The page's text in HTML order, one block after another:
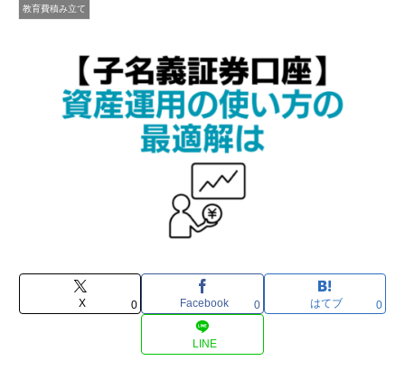
教育費積み立て
X 0 Facebook 0 はてブ 0
LINE